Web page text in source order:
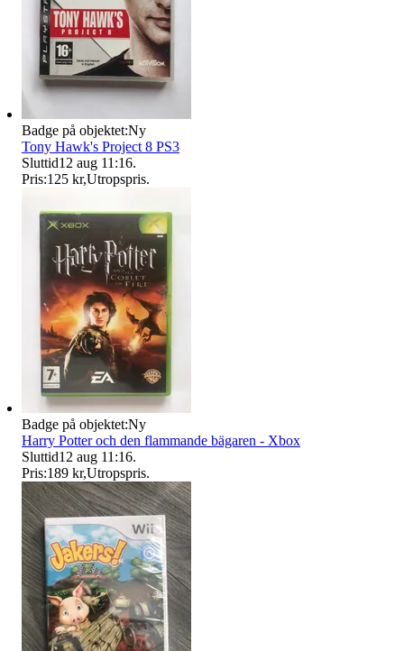
Badge på objektet:Ny
Tony Hawk's Project 8 PS3
Sluttid12 aug 11:16.
Pris:125 kr,Utropspris.
Badge på objektet:Ny
Harry Potter och den flammande bägaren - Xbox
Sluttid12 aug 11:16.
Pris:189 kr,Utropspris.